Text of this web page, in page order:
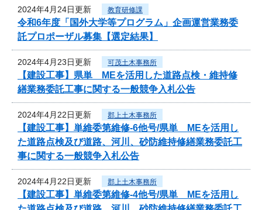
2024年4月24日更新 教育研修課
令和6年度「国外大学等プログラム」企画運営業務委
託プロポーザル募集【選定結果】
2024年4月23日更新 可茂土木事務所
【建設工事】県単 MEを活用した道路点検・維持修
繕業務委託工事に関する一般競争入札公告
2024年4月22日更新 郡上土木事務所
【建設工事】単維委第維修‐6他号/県単 MEを活用し
た道路点検及び道路、河川、砂防維持修繕業務委託工
事に関する一般競争入札公告
2024年4月22日更新 郡上土木事務所
【建設工事】単維委第維修‐4他号/県単 MEを活用し